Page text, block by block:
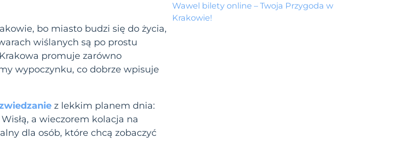
bo miasto budzi się do życia,
wiślanych są po prostu
promuje zarówno
wypoczynku, co dobrze wpisuje
z lekkim planem dnia:
a wieczorem kolacja na
dla osób, które chcą zobaczyć
Wawel bilety online – Twoja Przygoda w
Krakowie!